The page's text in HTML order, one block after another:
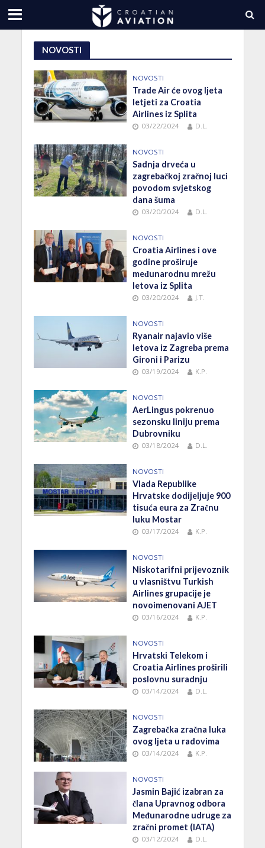
NOVOSTI
NOVOSTI
Trade Air će ovog ljeta
letjeti za Croatia
Airlines iz Splita
03/22/2024 D.L.
NOVOSTI
Sadnja drveća u
zagrebačkoj zračnoj luci
povodom svjetskog
dana šuma
03/20/2024 D.L.
NOVOSTI
Croatia Airlines i ove
godine proširuje
međunarodnu mrežu
letova iz Splita
03/20/2024 J.T.
NOVOSTI
Ryanair najavio više
letova iz Zagreba prema
Gironi i Parizu
03/19/2024 K.P.
NOVOSTI
AerLingus pokrenuo
sezonsku liniju prema
Dubrovniku
03/18/2024 D.L.
NOVOSTI
Vlada Republike
Hrvatske dodijeljuje 900
tisuća eura za Zračnu
luku Mostar
03/17/2024 K.P.
NOVOSTI
Niskotarifni prijevoznik
u vlasništvu Turkish
Airlines grupacije je
novoimenovani AJET
03/16/2024 K.P.
NOVOSTI
Hrvatski Telekom i
Croatia Airlines proširili
poslovnu suradnju
03/14/2024 D.L.
NOVOSTI
Zagrebačka zračna luka
ovog ljeta u radovima
03/14/2024 K.P.
NOVOSTI
Jasmin Bajić izabran za
člana Upravnog odbora
Međunarodne udruge za
zračni promet (IATA)
03/12/2024 D.L.